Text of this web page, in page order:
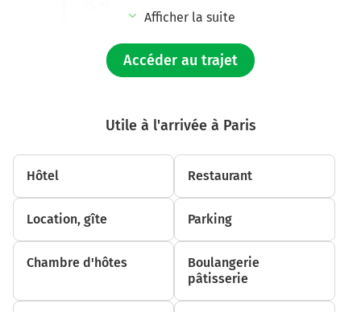
600 m
Malesherbes et continuer sur 40 mètres
700 m
Continuer Place de la Madeleine sur 50 mètres
Tourner légèrement à droite sur Rue Royale et
750 m
Afficher la suite
Accéder au trajet
Utile à l'arrivée à Paris
Hôtel Restaurant
Location, gîte Parking
Chambre d'hôtes
Boulangerie
pâtisserie